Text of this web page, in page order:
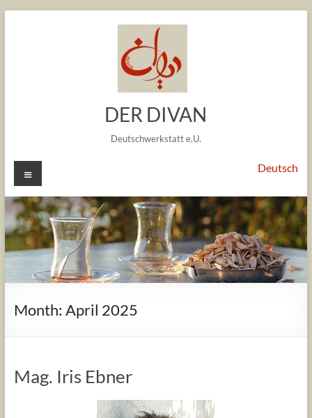
DER DIVAN
Deutschwerkstatt e.U.
Deutsch
Menu
Month: April 2025
Mag. Iris Ebner